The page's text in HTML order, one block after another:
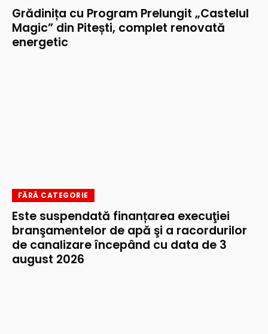
Grădinița cu Program Prelungit „Castelul
Magic” din Pitești, complet renovată
energetic
FĂRĂ CATEGORIE
Este suspendată finanțarea execuţiei
branşamentelor de apă şi a racordurilor
de canalizare începând cu data de 3
august 2026